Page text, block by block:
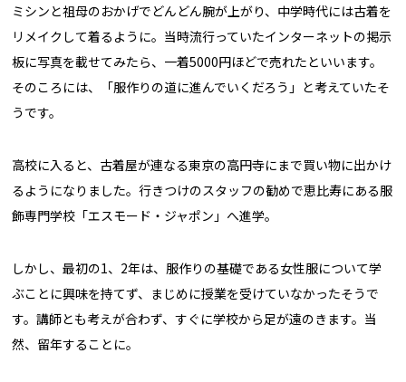
ミシンと祖母のおかげでどんどん腕が上がり、中学時代には古着を
リメイクして着るように。当時流行っていたインターネットの掲示
板に写真を載せてみたら、一着5000円ほどで売れたといいます。
そのころには、「服作りの道に進んでいくだろう」と考えていたそ
うです。
高校に入ると、古着屋が連なる東京の高円寺にまで買い物に出かけ
るようになりました。行きつけのスタッフの勧めで恵比寿にある服
飾専門学校「エスモード・ジャポン」へ進学。
しかし、最初の1、2年は、服作りの基礎である女性服について学
ぶことに興味を持てず、まじめに授業を受けていなかったそうで
す。講師とも考えが合わず、すぐに学校から足が遠のきます。当
然、留年することに。